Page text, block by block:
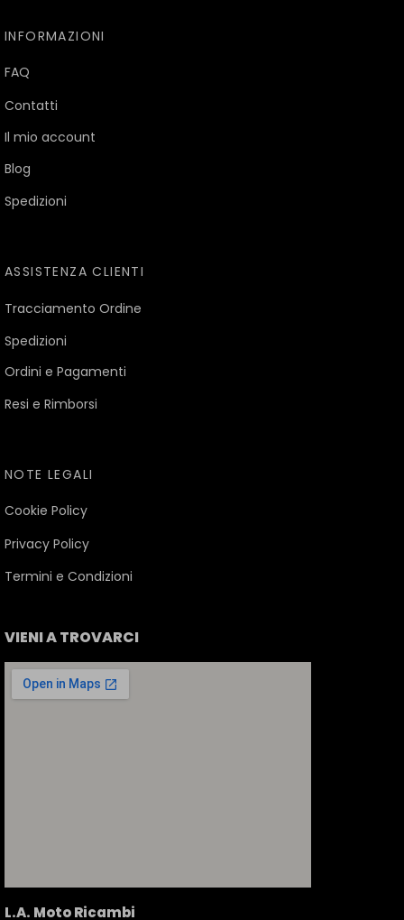
INFORMAZIONI
FAQ
Contatti
Il mio account
Blog
Spedizioni
ASSISTENZA CLIENTI
Tracciamento Ordine
Spedizioni
Ordini e Pagamenti
Resi e Rimborsi
NOTE LEGALI
Cookie Policy
Privacy Policy
Termini e Condizioni
VIENI A TROVARCI
L.A. Moto Ricambi